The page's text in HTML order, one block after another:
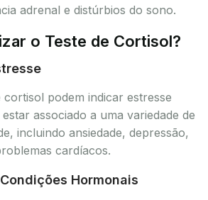
adrenal e distúrbios do sono.
o Teste de Cortisol?
cortisol podem indicar estresse
associado a uma variedade de
incluindo ansiedade, depressão,
cardíacos.
Hormonais